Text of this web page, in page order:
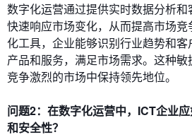
数字化运营通过提供实时数据分析
快速响应市场变化，从而提高市场
化工具，企业能够识别行业趋势和
产品和服务，满足市场需求。这种
竞争激烈的市场中保持领先地位。
问题2：在数字化运营中，ICT企业
和安全性？